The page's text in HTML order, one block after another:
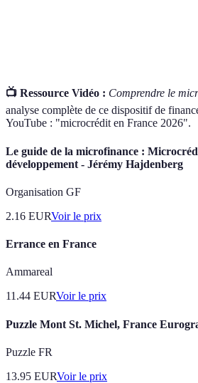
📺 Ressource Vidéo : Comprendre le
analyse complète de ce dispositif de
YouTube : "microcrédit en France 2026".
Le guide de la microfinance :
développement - Jérémy Hajdenberg
Organisation GF
2.16 EURVoir le prix
Errance en France
Ammareal
11.44 EURVoir le prix
Puzzle Mont St. Michel, France
Puzzle FR
13.95 EURVoir le prix